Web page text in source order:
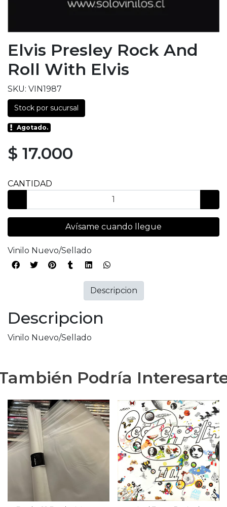
Elvis Presley Rock And
Roll With Elvis
SKU: VIN1987
Stock por sucursal
Agotado.
$ 17.000
CANTIDAD
Avísame cuando llegue
Vinilo Nuevo/Sellado
Descripcion
Vinilo Nuevo/Sellado
Descripcion
Podría